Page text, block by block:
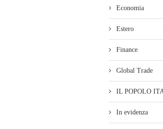
Economia
Estero
Finance
Global Trade
IL POPOLO
In evidenza